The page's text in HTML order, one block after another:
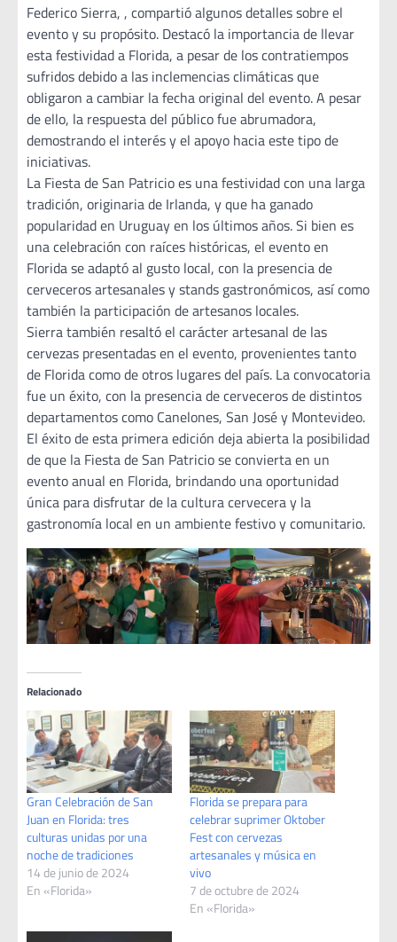
Federico Sierra, , compartió algunos detalles sobre el
evento y su propósito. Destacó la importancia de llevar
esta festividad a Florida, a pesar de los contratiempos
sufridos debido a las inclemencias climáticas que
obligaron a cambiar la fecha original del evento. A pesar
de ello, la respuesta del público fue abrumadora,
demostrando el interés y el apoyo hacia este tipo de
iniciativas.
La Fiesta de San Patricio es una festividad con una larga
tradición, originaria de Irlanda, y que ha ganado
popularidad en Uruguay en los últimos años. Si bien es
una celebración con raíces históricas, el evento en
Florida se adaptó al gusto local, con la presencia de
cerveceros artesanales y stands gastronómicos, así como
también la participación de artesanos locales.
Sierra también resaltó el carácter artesanal de las
cervezas presentadas en el evento, provenientes tanto
de Florida como de otros lugares del país. La convocatoria
fue un éxito, con la presencia de cerveceros de distintos
departamentos como Canelones, San José y Montevideo.
El éxito de esta primera edición deja abierta la posibilidad
de que la Fiesta de San Patricio se convierta en un
evento anual en Florida, brindando una oportunidad
única para disfrutar de la cultura cervecera y la
gastronomía local en un ambiente festivo y comunitario.
Relacionado
Gran Celebración de San
Juan en Florida: tres
culturas unidas por una
noche de tradiciones
14 de junio de 2024
En «Florida»
Florida se prepara para
celebrar suprimer Oktober
Fest con cervezas
artesanales y música en
vivo
7 de octubre de 2024
En «Florida»